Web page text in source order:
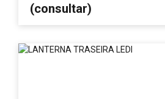
(consultar)